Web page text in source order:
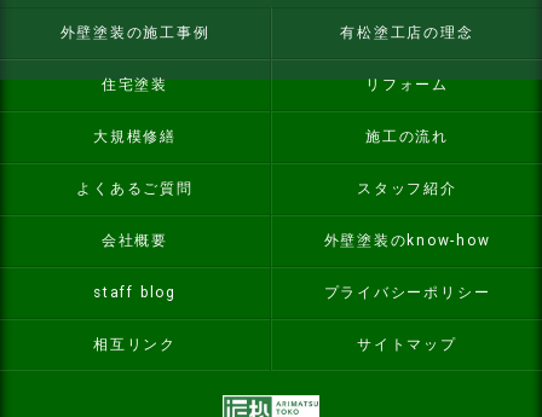
外壁塗装の施工事例 有松塗工店の理念
住宅塗装 リフォーム
大規模修繕 施工の流れ
よくあるご質問 スタッフ紹介
会社概要 外壁塗装のknow-how
staff blog プライバシーポリシー
相互リンク サイトマップ